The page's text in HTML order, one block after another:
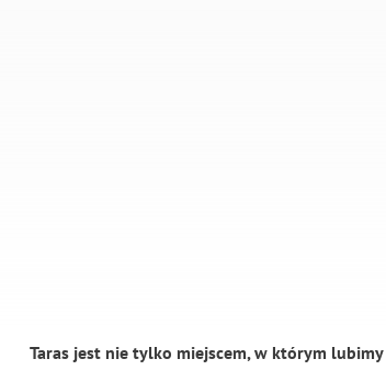
Taras jest nie tylko miejscem, w którym